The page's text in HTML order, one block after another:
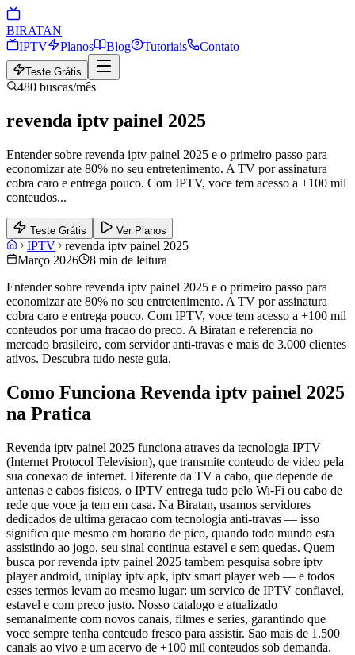
BIRATAN
IPTV
Planos Blog Tutoriais Contato
Teste Grátis
480 buscas/mês
revenda iptv painel 2025
Entender sobre revenda iptv painel 2025 e o primeiro passo para
economizar ate 80% no seu entretenimento. A TV por assinatura
cobra caro e entrega pouco. Com IPTV, voce tem acesso a +100 mil
conteudos...
Teste Grátis Ver Planos
IPTV
revenda iptv painel 2025
Março 2026
8 min de leitura
Entender sobre revenda iptv painel 2025 e o primeiro passo para
economizar ate 80% no seu entretenimento. A TV por assinatura
cobra caro e entrega pouco. Com IPTV, voce tem acesso a +100 mil
conteudos por uma fracao do preco. A Biratan e referencia no
mercado brasileiro, com servidor anti-travas e mais de 3.000 clientes
ativos. Descubra tudo neste guia.
Como Funciona Revenda iptv painel 2025
na Pratica
Revenda iptv painel 2025 funciona atraves da tecnologia IPTV
(Internet Protocol Television), que transmite conteudo de video pela
sua conexao de internet. Diferente da TV a cabo, que depende de
antenas e cabos fisicos, o IPTV entrega tudo pelo Wi-Fi ou cabo de
rede que voce ja tem em casa. Na Biratan, usamos servidores
dedicados de ultima geracao com tecnologia anti-travas — isso
significa que mesmo em horario de pico, quando todo mundo esta
assistindo ao jogo, seu sinal continua estavel e sem quedas. Quem
busca por revenda iptv painel 2025 tambem pesquisa sobre iptv
player android, uniplay iptv apk, iptv smart player web — e todos
esses termos levam ao mesmo lugar: um servico de IPTV confiavel,
estavel e com preco justo. Nosso catalogo e atualizado
semanalmente com novos canais, filmes e series, garantindo que
voce sempre tenha conteudo fresco para assistir. Sao mais de 1.500
canais ao vivo e um acervo de +100 mil conteudos sob demanda.